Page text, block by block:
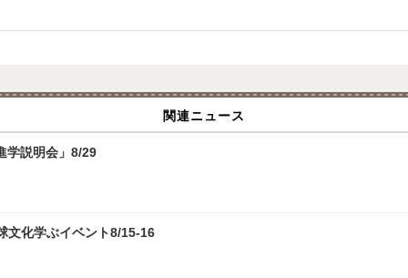
関連ニュース
学説明会」8/29
文化学ぶイベント8/15-16